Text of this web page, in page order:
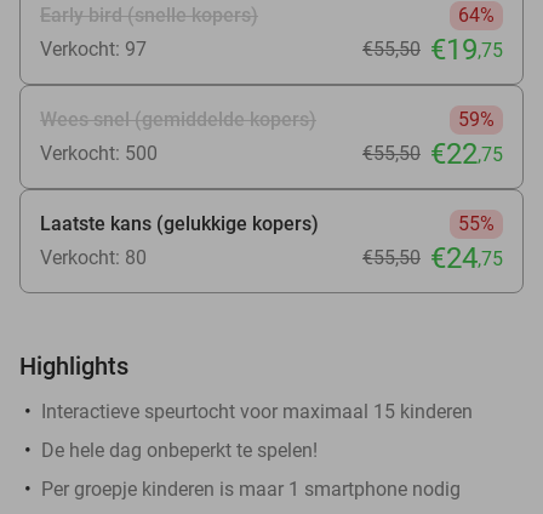
Early bird (snelle kopers)
64%
Verkocht: 97
€55,50 €19,75
Wees snel (gemiddelde kopers)
59%
Verkocht: 500
€55,50 €22,75
Laatste kans (gelukkige kopers)
55%
Verkocht: 80
€55,50 €24,75
Highlights
Interactieve speurtocht voor maximaal 15 kinderen
De hele dag onbeperkt te spelen!
Per groepje kinderen is maar 1 smartphone nodig